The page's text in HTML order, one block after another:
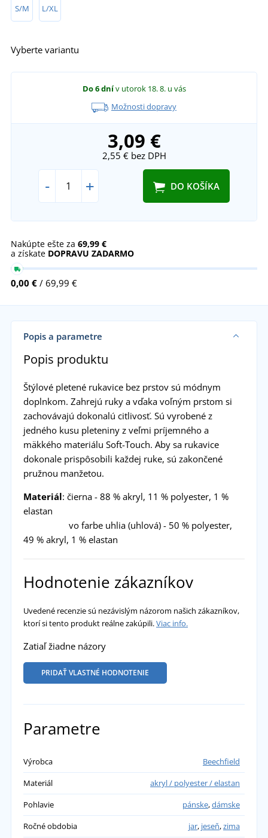
S/M L/XL
Vyberte variantu
Do 6 dnív utorok 18. 8. u vás
Možnosti dopravy
3,09 €
2,55 €bez DPH
- + DO KOŠÍKA
Nakúpte ešte za 69,99 €
a získate DOPRAVU ZADARMO
0,00 € / 69,99 €
Popis a parametre
Popis produktu
Štýlové pletené rukavice bez prstov sú módnym
doplnkom. Zahrejú ruky a vďaka voľným prstom si
zachovávajú dokonalú citlivosť. Sú vyrobené z
jedného kusu pleteniny z veľmi príjemného a
mäkkého materiálu Soft-Touch. Aby sa rukavice
dokonale prispôsobili každej ruke, sú zakončené
pružnou manžetou.
Materiál: čierna - 88 % akryl, 11 % polyester, 1 %
elastan
vo farbe uhlia (uhlová) - 50 % polyester,
49 % akryl, 1 % elastan
Hodnotenie zákazníkov
Uvedené recenzie sú nezávislým názorom našich zákazníkov,
ktorí si tento produkt reálne zakúpili.Viac info.
Zatiaľ žiadne názory
PRIDAŤ VLASTNÉ HODNOTENIE
Parametre
Výrobca
Beechfield
Materiál
akryl / polyester / elastan
Pohlavie
pánske,dámske
Ročné obdobia
jar, jeseň,zima